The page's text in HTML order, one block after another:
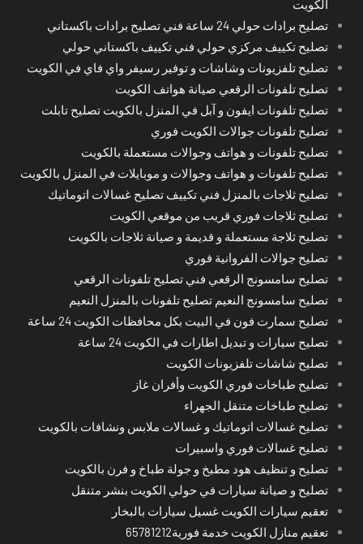
الكويت
تصليح برادات حولي 24 ساعة فني تصليح برادات باكستاني
تصليح تكييف مركزي حولي فني تكييف باكستاني حولي
تصليح تلفزيونات وشاشات و توفير رسيفر واي فاي في الكويت
تصليح تلفونات الرقعي صيانة هواتف الكويت
تصليح تلفونات ايفون و آبل في المنزل بالكويت تصليح تابلت
تصليح تلفونات جوالات الكويت فوري
تصليح تلفونات و هواتف وجوالات مستعملة بالكويت
تصليح تلفونات و هواتف وجوالات و موبايلات في المنزل بالكويت
تصليح ثلاجات بالمنزل فني تكييف تصليح غسالات اتوماتيك
تصليح ثلاجات فوري قريب من موقعي الكويت
تصليح ثلاجة مستعملة و قديمة و صيانة ثلاجات بالكويت
تصليح جوالات الفروانية فوري
تصليح سامسونج الرقعي فني تصليح تلفونات الرقعي
تصليح سامسونج النعيم تصليح تلفونات بالمنزل النعيم
تصليح سمارت فون في البيت بكل محافظات الكويت 24 ساعة
تصليح سيارات و تبديل اطارات في الكويت 24 ساعة
تصليح شاشات تلفزيونات الكويت
تصليح طباخات فوري الكويت وأفران غاز
تصليح طباخات متنقل الجهراء
تصليح غسالات اتوماتيك و غسالات ملابس ونشافات بالكويت
تصليح غسالات فوري واسبيرات
تصليح و تنظيف هود مطبخ و جولة طباخ و فرن بالكويت
تصليح و صيانة سيارات في حولي الكويت بنشر متنقل
تعقيم سيارات الكويت غسيل سيارات بالبخار
تعقيم منازل الكويت خدمة فورية65781212